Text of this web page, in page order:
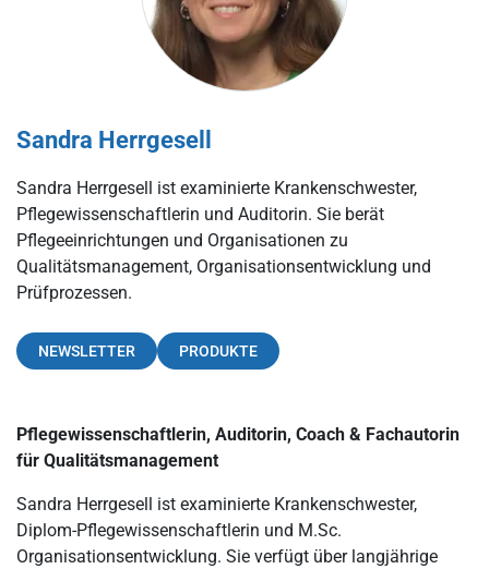
Sandra Herrgesell
Sandra Herrgesell ist examinierte Krankenschwester,
Pflegewissenschaftlerin und Auditorin. Sie berät
Pflegeeinrichtungen und Organisationen zu
Qualitätsmanagement, Organisationsentwicklung und
Prüfprozessen.
NEWSLETTER PRODUKTE
Pflegewissenschaftlerin, Auditorin, Coach & Fachautorin
für Qualitätsmanagement
Sandra Herrgesell ist examinierte Krankenschwester,
Diplom-Pflegewissenschaftlerin und M.Sc.
Organisationsentwicklung. Sie verfügt über langjährige